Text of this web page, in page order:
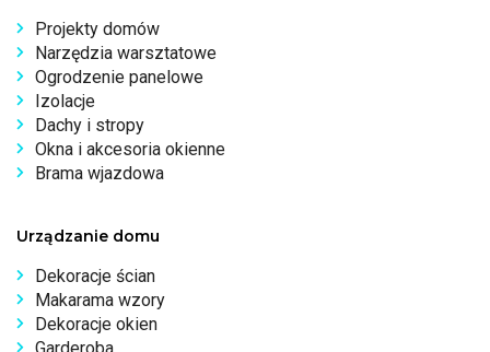
Projekty domów
Narzędzia warsztatowe
Ogrodzenie panelowe
Izolacje
Dachy i stropy
Okna i akcesoria okienne
Brama wjazdowa
Urządzanie domu
Dekoracje ścian
Makarama wzory
Dekoracje okien
Garderoba